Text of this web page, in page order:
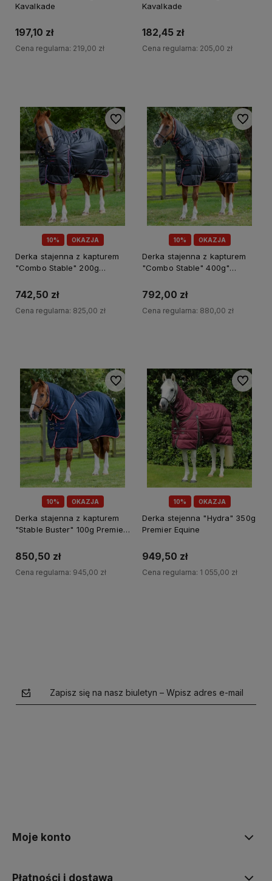
Kavalkade
197,10 zł
Cena regularna: 219,00 zł
Kavalkade
182,45 zł
Cena regularna: 205,00 zł
10% OKAZJA
Derka stajenna z kapturem
"Combo Stable" 200g
742,50 zł
Cena regularna: 825,00 zł
Do ulubionych
10% OKAZJA
Derka stajenna z kapturem
"Combo Stable" 400g"
792,00 zł
Cena regularna: 880,00 zł
Do
10% OKAZJA
Derka stajenna z kapturem
"Stable Buster" 100g Premier
850,50 zł
Cena regularna: 945,00 zł
Do ulubionych
10% OKAZJA
Derka stejenna "Hydra" 350g
Premier Equine
949,50 zł
Cena regularna: 1 055,00 zł
Do
Zapisz się na nasz biuletyn – Wpisz adres e-mail
Moje konto
Płatności i dostawa